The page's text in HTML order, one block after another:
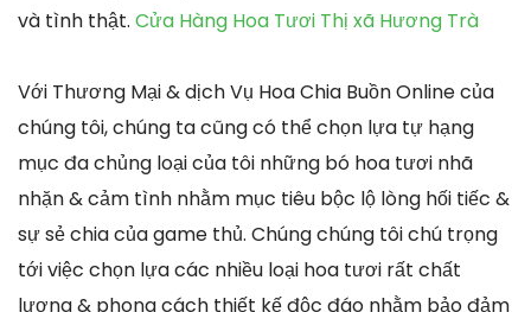
và tình thật. Cửa Hàng Hoa Tươi Thị xã Hương Trà
Với Thương Mại & dịch Vụ Hoa Chia Buồn Online của
chúng tôi, chúng ta cũng có thể chọn lựa tự hạng
mục đa chủng loại của tôi những bó hoa tươi nhã
nhặn & cảm tình nhằm mục tiêu bộc lộ lòng hối tiếc &
sự sẻ chia của game thủ. Chúng chúng tôi chú trọng
tới việc chọn lựa các nhiều loại hoa tươi rất chất
lượng & phong cách thiết kế độc đáo nhằm bảo đảm